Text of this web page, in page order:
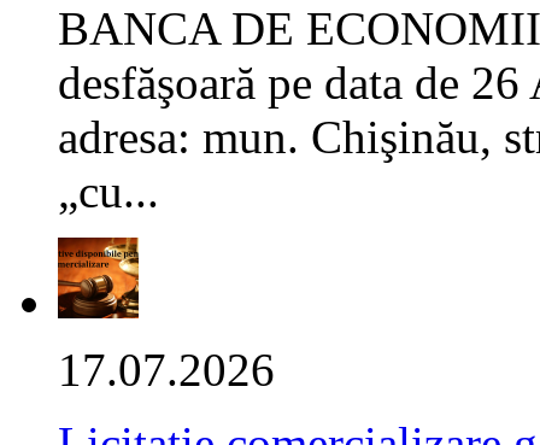
BANCA DE
desfăşoară pe data de
adresa: mun. Chişinău,
„cu...
17.07.2026